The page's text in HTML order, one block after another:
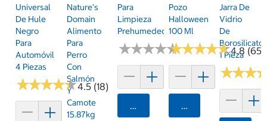
Universal
De Hule
Negro
Para
Automóvil
4 Piezas
★★★★★
★★★★★4.5 (18)
Nature's
Domain
Alimento
Para
Perro
Con
Salmón
Y
Camote
15.87kg
Para
Limpieza
Prehumedecidas
★★★★★
★★★★★
Agregar
Pozo
Halloween
100 Ml
★★★★★
★★★★★4.8 (65)
Agregar
Jarra De
Vidrio
De
Borosilicato,
1 Pieza
★★★
★★★